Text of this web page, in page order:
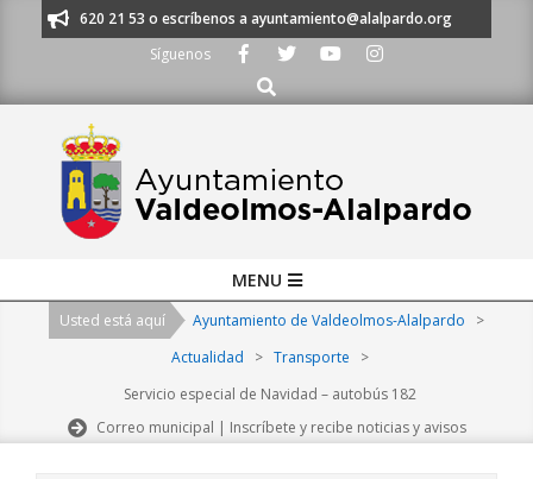
al 91 620 21 53 o escríbenos a ayuntamiento@alalpardo.org
Síguenos
Buscar
Navigation
MENU
Usted está aquí Ayuntamiento de Valdeolmos-Alalpardo
>
Actualidad
> Transporte
>
Servicio especial de Navidad – autobús 182
Correo municipal | Inscríbete y recibe noticias y avisos